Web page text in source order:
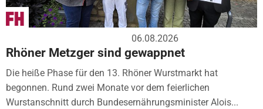
06.08.2026
Rhöner Metzger sind gewappnet
Die heiße Phase für den 13. Rhöner Wurstmarkt hat
begonnen. Rund zwei Monate vor dem feierlichen
Wurstanschnitt durch Bundesernährungsminister Alois...